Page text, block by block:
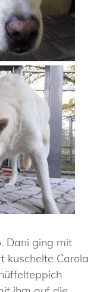
Dani ging mit
kuschelte Carola